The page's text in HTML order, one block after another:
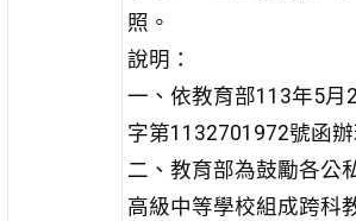
照。
說明：
一、依教育部113年5月
字第1132701972號函辦
二、教育部為鼓勵各公
高級中等學校組成跨科